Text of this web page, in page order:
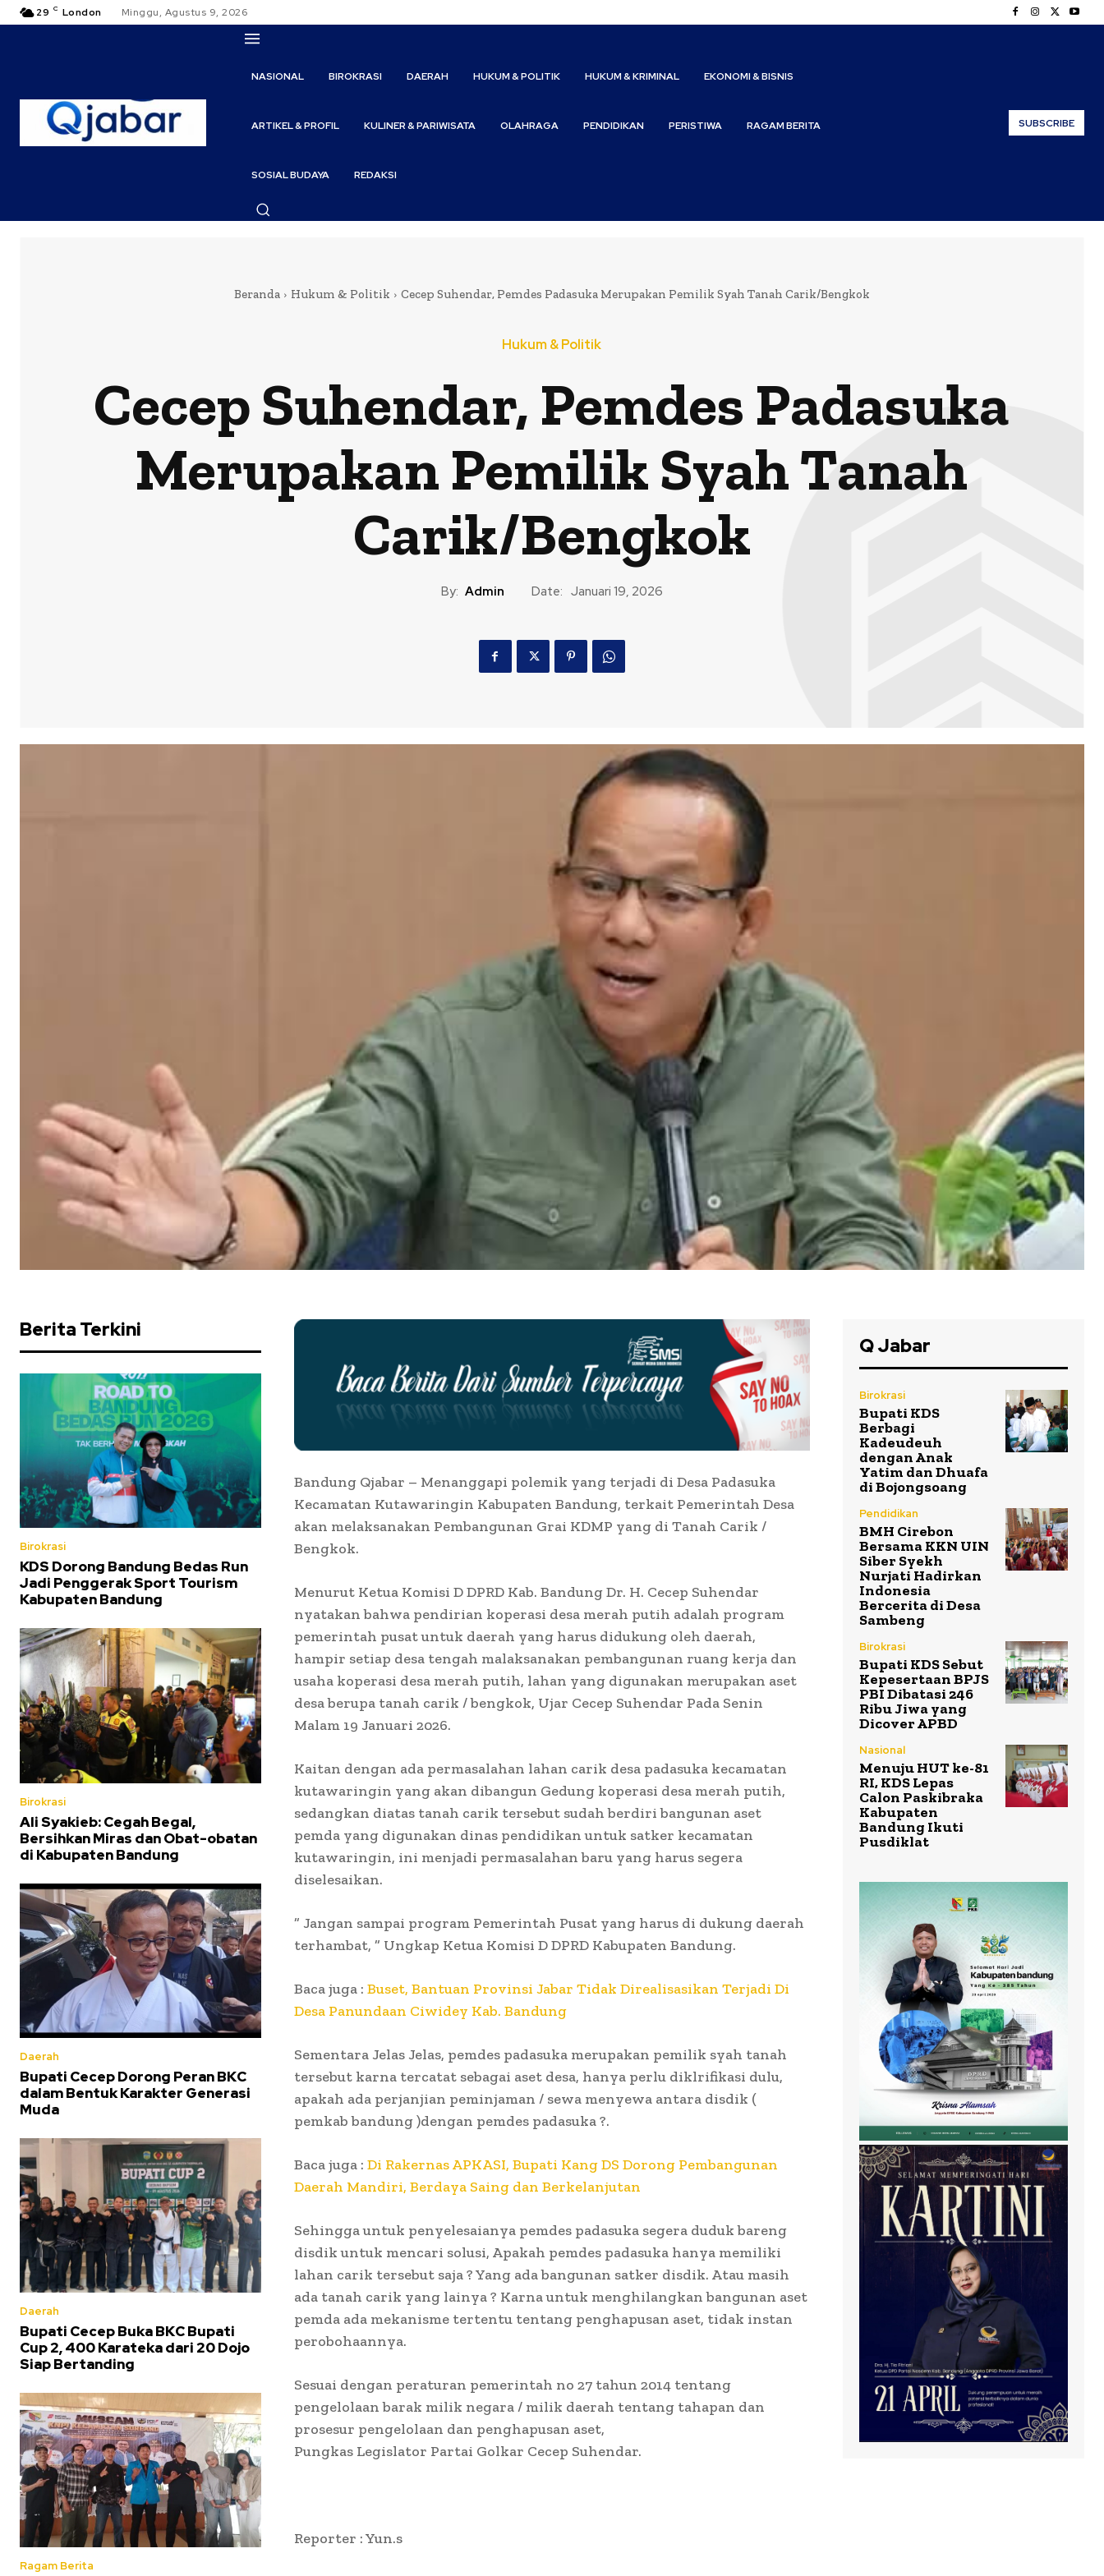
29 C London Minggu, Agustus 9, 2026
NASIONAL BIROKRASI DAERAH HUKUM & POLITIK HUKUM & KRIMINAL EKONOMI & BISNIS
ARTIKEL & PROFIL KULINER & PARIWISATA OLAHRAGA PENDIDIKAN PERISTIWA RAGAM BERITA
SOSIAL BUDAYA REDAKSI
SUBSCRIBE
Beranda Hukum & Politik Cecep Suhendar, Pemdes Padasuka Merupakan Pemilik Syah Tanah Carik/Bengkok
Hukum & Politik
Cecep Suhendar, Pemdes Padasuka
Merupakan Pemilik Syah Tanah
Carik/Bengkok
By: Admin Date: Januari 19, 2026
Berita Terkini
Birokrasi
KDS Dorong Bandung Bedas Run
Jadi Penggerak Sport Tourism
Kabupaten Bandung
Birokrasi
Ali Syakieb: Cegah Begal,
Bersihkan Miras dan Obat-obatan
di Kabupaten Bandung
Daerah
Bupati Cecep Dorong Peran BKC
dalam Bentuk Karakter Generasi
Muda
Daerah
Bupati Cecep Buka BKC Bupati
Cup 2, 400 Karateka dari 20 Dojo
Siap Bertanding
Ragam Berita
Bandung Qjabar – Menanggapi polemik yang terjadi di Desa Padasuka
Kecamatan Kutawaringin Kabupaten Bandung, terkait Pemerintah Desa
akan melaksanakan Pembangunan Grai KDMP yang di Tanah Carik /
Bengkok.
Menurut Ketua Komisi D DPRD Kab. Bandung Dr. H. Cecep Suhendar
nyatakan bahwa pendirian koperasi desa merah putih adalah program
pemerintah pusat untuk daerah yang harus didukung oleh daerah,
hampir setiap desa tengah malaksanakan pembangunan ruang kerja dan
usaha koperasi desa merah putih, lahan yang digunakan merupakan aset
desa berupa tanah carik / bengkok, Ujar Cecep Suhendar Pada Senin
Malam 19 Januari 2026.
Kaitan dengan ada permasalahan lahan carik desa padasuka kecamatan
kutawaringin yang akan dibangun Gedung koperasi desa merah putih,
sedangkan diatas tanah carik tersebut sudah berdiri bangunan aset
pemda yang digunakan dinas pendidikan untuk satker kecamatan
kutawaringin, ini menjadi permasalahan baru yang harus segera
diselesaikan.
” Jangan sampai program Pemerintah Pusat yang harus di dukung daerah
terhambat, ” Ungkap Ketua Komisi D DPRD Kabupaten Bandung.
Baca juga : Buset, Bantuan Provinsi Jabar Tidak Direalisasikan Terjadi Di
Desa Panundaan Ciwidey Kab. Bandung
Sementara Jelas Jelas, pemdes padasuka merupakan pemilik syah tanah
tersebut karna tercatat sebagai aset desa, hanya perlu diklrifikasi dulu,
apakah ada perjanjian peminjaman / sewa menyewa antara disdik (
pemkab bandung )dengan pemdes padasuka ?.
Baca juga : Di Rakernas APKASI, Bupati Kang DS Dorong Pembangunan
Daerah Mandiri, Berdaya Saing dan Berkelanjutan
Sehingga untuk penyelesaianya pemdes padasuka segera duduk bareng
disdik untuk mencari solusi, Apakah pemdes padasuka hanya memiliki
lahan carik tersebut saja ? Yang ada bangunan satker disdik. Atau masih
ada tanah carik yang lainya ? Karna untuk menghilangkan bangunan aset
pemda ada mekanisme tertentu tentang penghapusan aset, tidak instan
perobohaannya.
Sesuai dengan peraturan pemerintah no 27 tahun 2014 tentang
pengelolaan barak milik negara / milik daerah tentang tahapan dan
prosesur pengelolaan dan penghapusan aset,
Pungkas Legislator Partai Golkar Cecep Suhendar.
Reporter : Yun.s
Q Jabar
Birokrasi
Bupati KDS
Berbagi
Kadeudeuh
dengan Anak
Yatim dan Dhuafa
di Bojongsoang
Pendidikan
BMH Cirebon
Bersama KKN UIN
Siber Syekh
Nurjati Hadirkan
Indonesia
Bercerita di Desa
Sambeng
Birokrasi
Bupati KDS Sebut
Kepesertaan BPJS
PBI Dibatasi 246
Ribu Jiwa yang
Dicover APBD
Nasional
Menuju HUT ke-81
RI, KDS Lepas
Calon Paskibraka
Kabupaten
Bandung Ikuti
Pusdiklat